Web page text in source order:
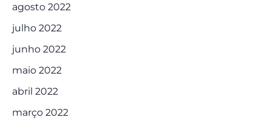
agosto 2022
julho 2022
junho 2022
maio 2022
abril 2022
março 2022